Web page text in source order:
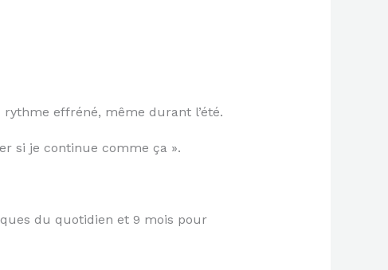
effréné, même durant l’été.
si je continue comme ça ».
du quotidien et 9 mois pour